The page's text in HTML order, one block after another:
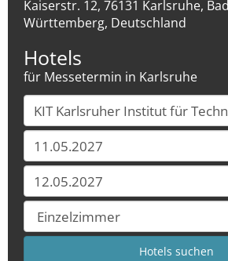
Kaiserstr. 12, 76131 Karlsruhe,
Württemberg, Deutschland
Hotels
für Messetermin in Karlsruhe